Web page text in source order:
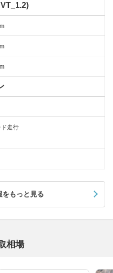
走行
をもっと見る
相場